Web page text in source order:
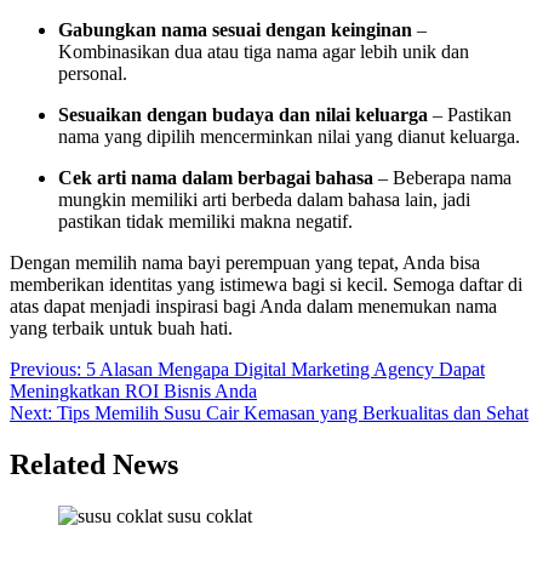
Gabungkan nama sesuai dengan keinginan –
Kombinasikan dua atau tiga nama agar lebih unik dan
personal.
Sesuaikan dengan budaya dan nilai keluarga – Pastikan
nama yang dipilih mencerminkan nilai yang dianut keluarga.
Cek arti nama dalam berbagai bahasa – Beberapa nama
mungkin memiliki arti berbeda dalam bahasa lain, jadi
pastikan tidak memiliki makna negatif.
Dengan memilih nama bayi perempuan yang tepat, Anda bisa
memberikan identitas yang istimewa bagi si kecil. Semoga daftar di
atas dapat menjadi inspirasi bagi Anda dalam menemukan nama
yang terbaik untuk buah hati.
Post
navigation
Previous: 5 Alasan Mengapa Digital Marketing Agency Dapat
Meningkatkan ROI Bisnis Anda
Next: Tips Memilih Susu Cair Kemasan yang Berkualitas dan Sehat
Related News
susu coklat